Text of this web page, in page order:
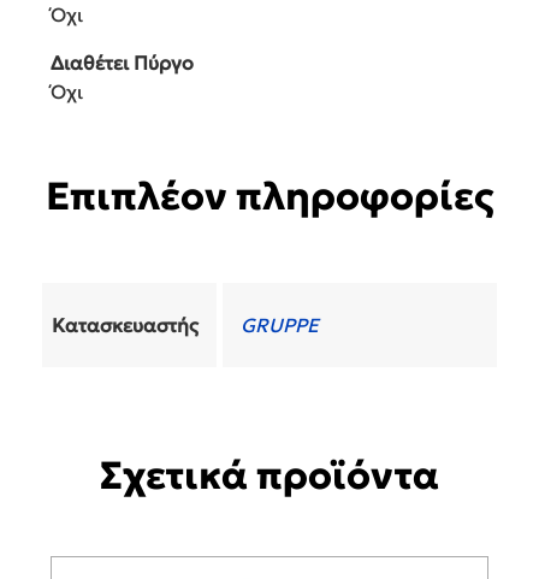
Όχι
Διαθέτει Πύργο
Όχι
Επιπλέον πληροφορίες
Κατασκευαστής GRUPPE
Σχετικά προϊόντα